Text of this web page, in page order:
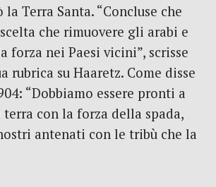
Terra Santa. “Concluse che
che rimuovere gli arabi e
forza nei Paesi vicini”, scrisse
rubrica su Haaretz. Come disse
“Dobbiamo essere pronti a
con la forza della spada,
antenati con le tribù che la